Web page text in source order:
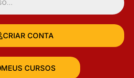
CRIAR CONTA
MEUS CURSOS